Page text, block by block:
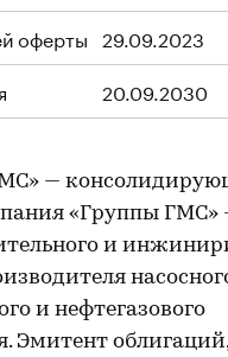
оферты 29.09.2023
20.09.2030
—
«Группы ГМС»
и
и нефтегазового
Эмитент